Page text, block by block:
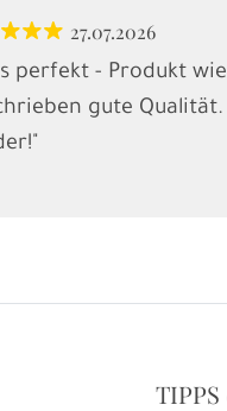
27.07.2026
perfekt - Produkt wie
gute Qualität.